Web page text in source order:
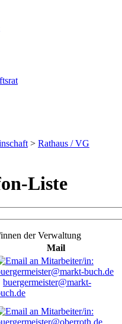
> Rathaus / VG
Liste
der Verwaltung
Mail
buergermeister@markt-